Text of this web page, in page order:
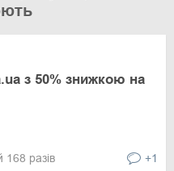
з 50% знижкою на
168 разів +1